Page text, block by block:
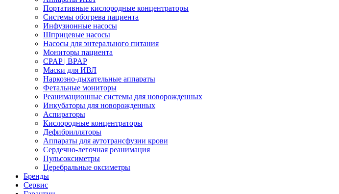
Портативные кислородные концентраторы
Системы обогрева пациента
Инфузионные насосы
Шприцевые насосы
Насосы для энтерального питания
Мониторы пациента
CPAP | BPAP
Маски для ИВЛ
Наркозно-дыхательные аппараты
Фетальные мониторы
Реанимационные системы для новорожденных
Инкубаторы для новорожденных
Аспираторы
Кислородные концентраторы
Дефибрилляторы
Аппараты для аутотрансфузии крови
Сердечно-легочная реанимация
Пульсоксиметры
Церебральные оксиметры
Бренды
Сервис